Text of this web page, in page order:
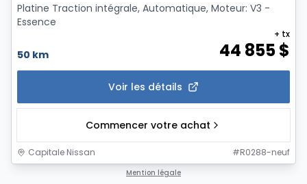
Platine Traction intégrale, Automatique, Moteur: V3 -
Essence
50 km 44 855$
+ tx
Voir les détails
Commencer votre achat
Capitale Nissan #R0288-neuf
Mention légale